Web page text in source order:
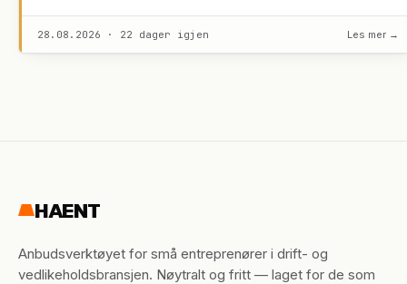
28.08.2026 · 22 dager igjen Les mer →
HAENT
Anbudsverktøyet for små entreprenører i drift- og
vedlikeholdsbransjen. Nøytralt og fritt — laget for de som